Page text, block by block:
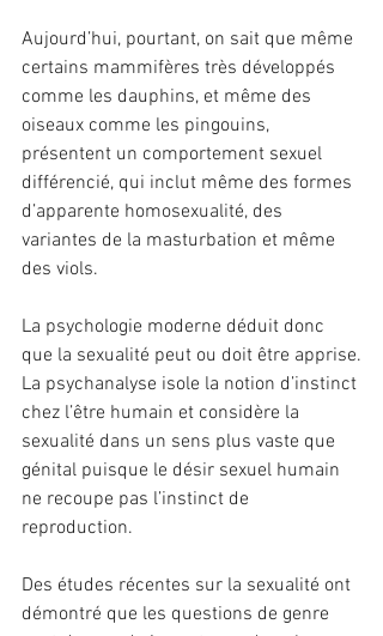
Aujourd’hui, pourtant, on sait que même
certains mammifères très développés
comme les dauphins, et même des
oiseaux comme les pingouins,
présentent un comportement sexuel
différencié, qui inclut même des formes
d’apparente homosexualité, des
variantes de la masturbation et même
des viols.
La psychologie moderne déduit donc
que la sexualité peut ou doit être apprise.
La psychanalyse isole la notion d’instinct
chez l’être humain et considère la
sexualité dans un sens plus vaste que
génital puisque le désir sexuel humain
ne recoupe pas l’instinct de
reproduction.
Des études récentes sur la sexualité ont
démontré que les questions de genre